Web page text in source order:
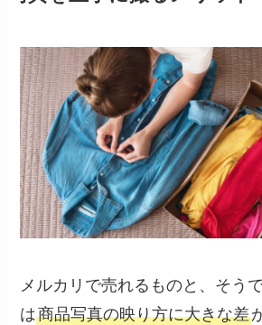
メルカリで売れるものと、そう
は商品写真の映り方に大きな差